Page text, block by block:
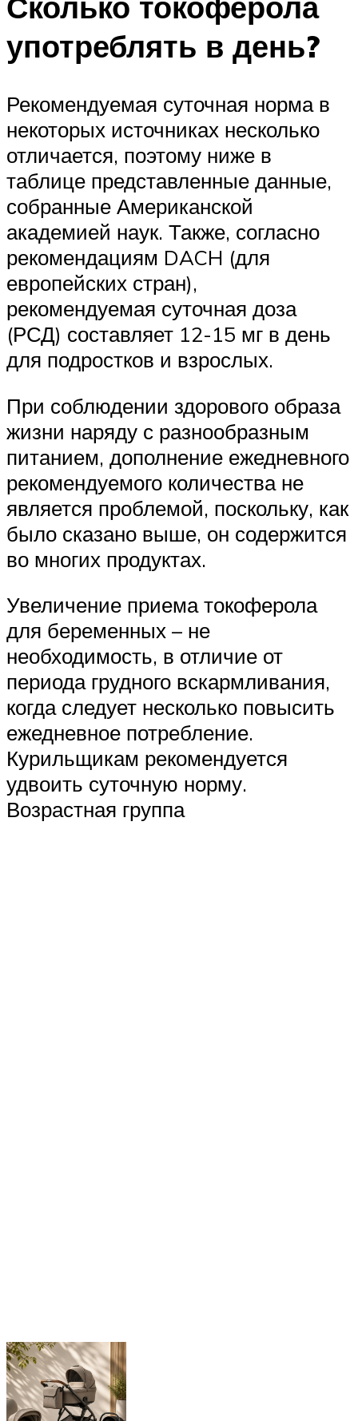
употреблять в день?
Рекомендуемая суточная норма в
некоторых источниках несколько
отличается, поэтому ниже в
таблице представленные данные,
собранные Американской
академией наук. Также, согласно
рекомендациям DACH (для
европейских стран),
рекомендуемая суточная доза
(РСД) составляет 12-15 мг в день
для подростков и взрослых.
При соблюдении здорового образа
жизни наряду с разнообразным
питанием, дополнение ежедневного
рекомендуемого количества не
является проблемой, поскольку, как
было сказано выше, он содержится
во многих продуктах.
Увеличение приема токоферола
для беременных – не
необходимость, в отличие от
периода грудного вскармливания,
когда следует несколько повысить
ежедневное потребление.
Курильщикам рекомендуется
удвоить суточную норму.
Возрастная группа